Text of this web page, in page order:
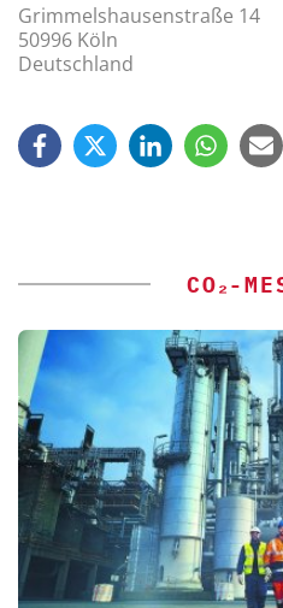
Grimmelshausenstraße 14
50996 Köln
Deutschland
CO₂-